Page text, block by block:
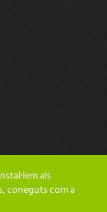
als
coneguts com a